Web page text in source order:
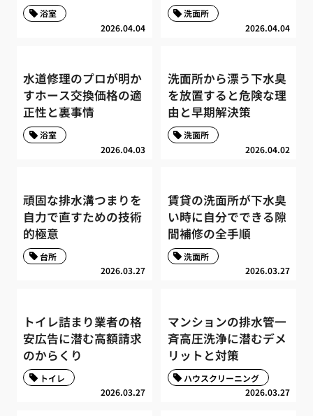
2026.04.04
浴室
2026.04.04
洗面所
水道修理のプロが明か
すホース交換価格の適
正性と裏事情
2026.04.03
浴室
洗面所から漂う下水臭
を放置すると危険な理
由と早期解決策
2026.04.02
洗面所
頑固な排水溝つまりを
自力で直すための技術
的極意
2026.03.27
台所
賃貸の洗面所が下水臭
い時に自分でできる隙
間補修の全手順
2026.03.27
洗面所
トイレ詰まり業者の格
安広告に潜む高額請求
のからくり
2026.03.27
トイレ
マンションの排水管一
斉高圧洗浄に潜むデメ
リットと対策
2026.03.27
ハウスクリーニング